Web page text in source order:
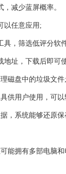
减少蓝屏概率。
以任意应用;
具，筛选低评分软
地址，下载后即可
磁盘中的垃圾文件;
供用户使用，可
，系统能够还原
能拥有多部电脑